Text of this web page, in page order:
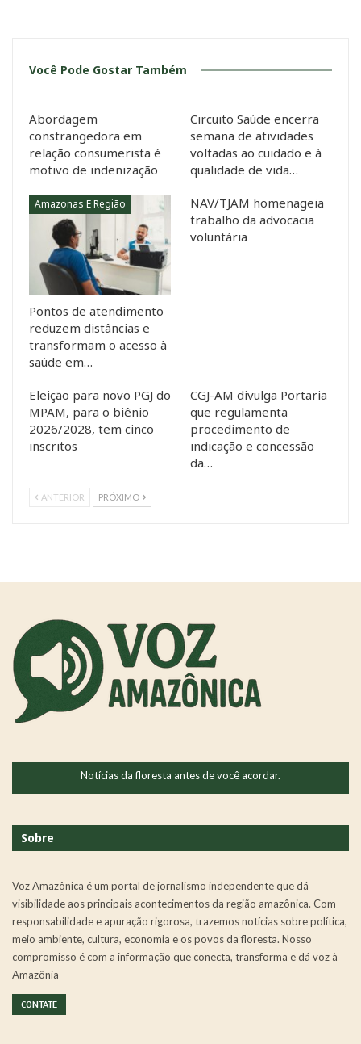
Você Pode Gostar Também
Abordagem
constrangedora em
relação consumerista é
motivo de indenização
Circuito Saúde encerra
semana de atividades
voltadas ao cuidado e à
qualidade de vida…
Amazonas E Região
Pontos de atendimento
reduzem distâncias e
transformam o acesso à
saúde em…
NAV/TJAM homenageia
trabalho da advocacia
voluntária
Eleição para novo PGJ do
MPAM, para o biênio
2026/2028, tem cinco
inscritos
CGJ-AM divulga Portaria
que regulamenta
procedimento de
indicação e concessão
da…
ANTERIOR PRÓXIMO
Notícias da floresta antes de você acordar.
Sobre
Voz Amazônica é um portal de jornalismo independente que dá
visibilidade aos principais acontecimentos da região amazônica. Com
responsabilidade e apuração rigorosa, trazemos notícias sobre política,
meio ambiente, cultura, economia e os povos da floresta. Nosso
compromisso é com a informação que conecta, transforma e dá voz à
Amazônia
CONTATE